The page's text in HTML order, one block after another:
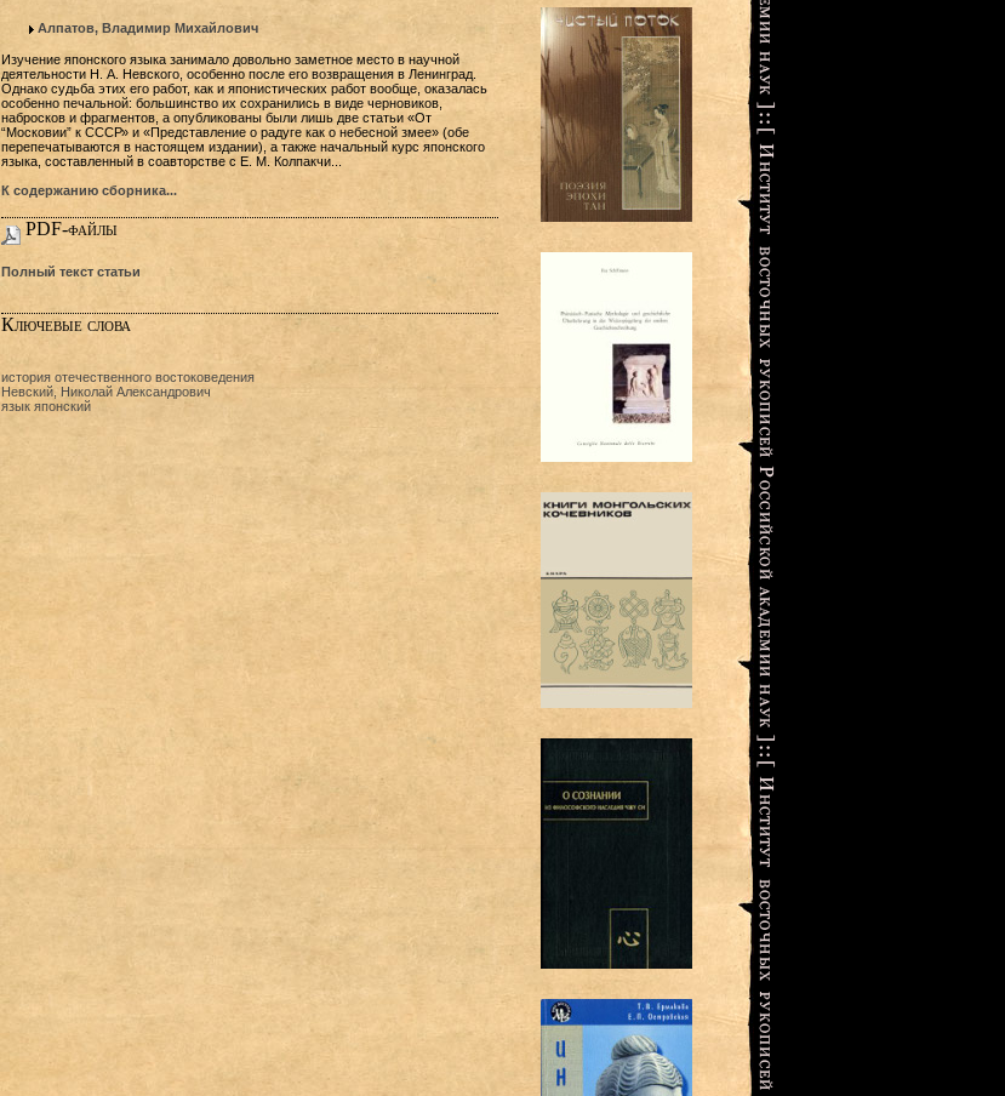
Алпатов, Владимир Михайлович
Изучение японского языка занимало довольно заметное место в научной
деятельности Н. А. Невского, особенно после его возвращения в Ленинград.
Однако судьба этих его работ, как и японистических работ вообще, оказалась
особенно печальной: большинство их сохранились в виде черновиков,
набросков и фрагментов, а опубликованы были лишь две статьи «От
“Московии” к СССР» и «Представление о радуге как о небесной змее» (обе
перепечатываются в настоящем издании), а также начальный курс японского
языка, составленный в соавторстве с Е. М. Колпакчи...
К содержанию сборника...
PDF-файлы
Полный текст статьи
Ключевые слова
история отечественного востоковедения
Невский, Николай Александрович
язык японский